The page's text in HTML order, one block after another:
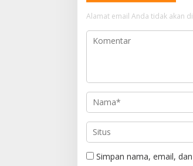
Alamat email Anda tidak akan
Simpan nama, email,